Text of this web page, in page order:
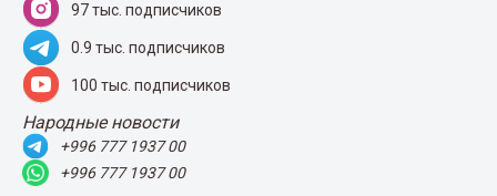
97 тыс. подписчиков
0.9 тыс. подписчиков
100 тыс. подписчиков
Народные новости
+996 777 1937 00
+996 777 1937 00